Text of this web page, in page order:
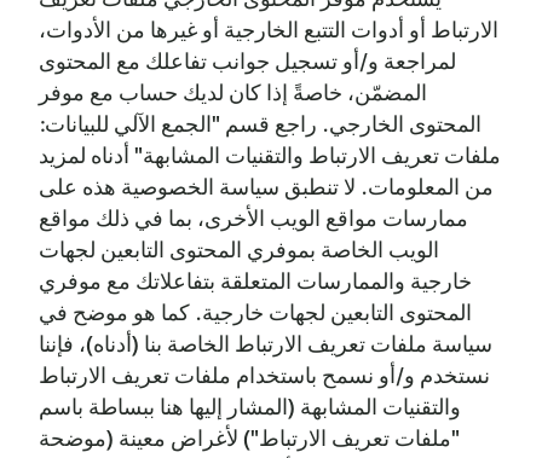
الارتباط أو أدوات التتبع الخارجية أو غيرها من الأدوات،
لمراجعة و/أو تسجيل جوانب تفاعلك مع المحتوى
المضمّن، خاصةً إذا كان لديك حساب مع موفر
المحتوى الخارجي. راجع قسم "الجمع الآلي للبيانات:
ملفات تعريف الارتباط والتقنيات المشابهة" أدناه لمزيد
من المعلومات. لا تنطبق سياسة الخصوصية هذه على
ممارسات مواقع الويب الأخرى، بما في ذلك مواقع
الويب الخاصة بموفري المحتوى التابعين لجهات
خارجية والممارسات المتعلقة بتفاعلاتك مع موفري
المحتوى التابعين لجهات خارجية. كما هو موضح في
سياسة ملفات تعريف الارتباط الخاصة بنا (أدناه)، فإننا
نستخدم و/أو نسمح باستخدام ملفات تعريف الارتباط
والتقنيات المشابهة (المشار إليها هنا ببساطة باسم
"ملفات تعريف الارتباط") لأغراض معينة (موضحة